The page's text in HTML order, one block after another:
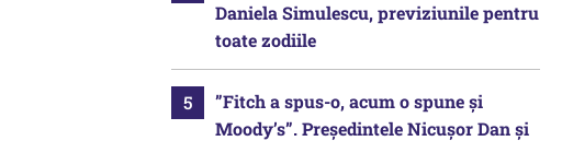
Daniela Simulescu, previziunile pentru
toate zodiile
”Fitch a spus-o, acum o spune și
Moody’s”. Președintele Nicușor Dan și